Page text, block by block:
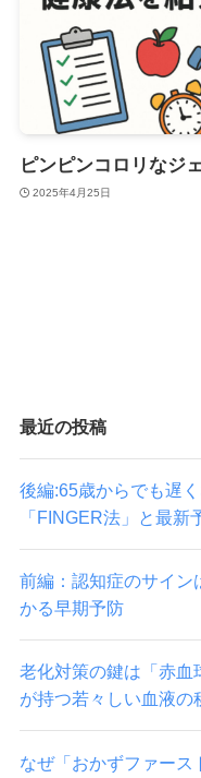
ピンピンコロリなジ
2025年4月25日
最近の投稿
後編:65歳からでも遅
「FINGER法」と最新
前編：認知症のサイン
かる早期予防
老化対策の鍵は「赤血
が持つ若々しい血液の
なぜ「おかずファース